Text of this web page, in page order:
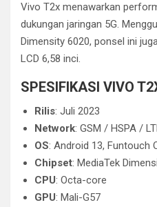
Vivo T2x menawarkan
dukungan jaringan 5G.
Dimensity 6020, ponsel ini
LCD 6,58 inci.
SPESIFIKASI VIVO
Rilis: Juli 2023
Network: GSM / HSPA /
OS: Android 13, Funtouch
Chipset: MediaTek
CPU: Octa-core
GPU: Mali-G57